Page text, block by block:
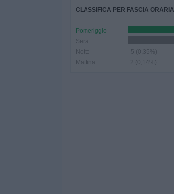
CLASSIFICA PER FASCIA ORARIA
Pomeriggio
Sera
Notte
5 (0,35%)
Mattina
2 (0,14%)